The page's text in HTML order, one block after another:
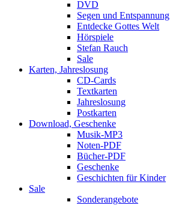
DVD
Segen und Entspannung
Entdecke Gottes Welt
Hörspiele
Stefan Rauch
Sale
Karten, Jahreslosung
CD-Cards
Textkarten
Jahreslosung
Postkarten
Download, Geschenke
Musik-MP3
Noten-PDF
Bücher-PDF
Geschenke
Geschichten für Kinder
Sale
Sonderangebote